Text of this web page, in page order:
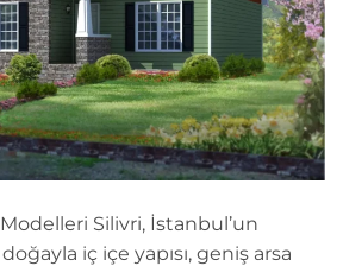
Silivri, İstanbul’un
iç içe yapısı, geniş arsa